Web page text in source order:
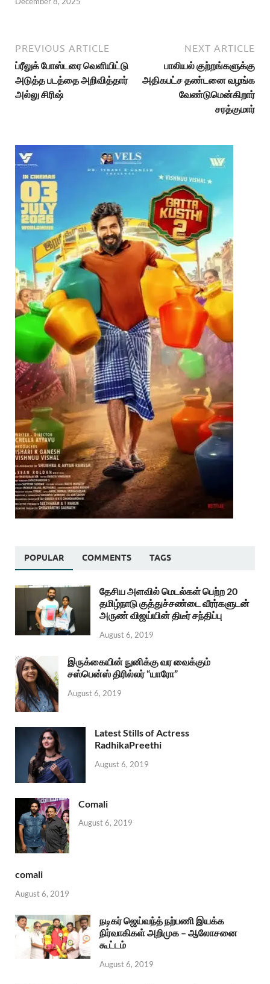
PREVIOUS ARTICLE
ப்ரீலுக் போஸ்டரை வெளியிட்டு
அடுத்த படத்தை அறிவித்தார்
அல்லு சிரிஷ்
NEXT ARTICLE
பாலியல் குற்றங்களுக்கு
அதிகபட்ச தண்டனை வழங்க
வேண்டுமென்கிறார்
சரத்குமார்
POPULAR COMMENTS TAGS
தேசிய அளவில் மெடல்கள் பெற்ற 20
தமிழ்நாடு குத்துச்சண்டை வீரர்களுடன்
அருண் விஜய்யின் திடீர் சந்திப்பு
August 6, 2019
இருக்கையின் நுனிக்கு வர வைக்கும்
சஸ்பென்ஸ் திரில்லர் “யாரோ”
August 6, 2019
Latest Stills of Actress
RadhikaPreethi
August 6, 2019
Comali
August 6, 2019
comali
August 6, 2019
நடிகர் ஜெய்வந்த் நற்பணி இயக்க
நிர்வாகிகள் அறிமுக – ஆலோசனை
கூட்டம்
August 6, 2019